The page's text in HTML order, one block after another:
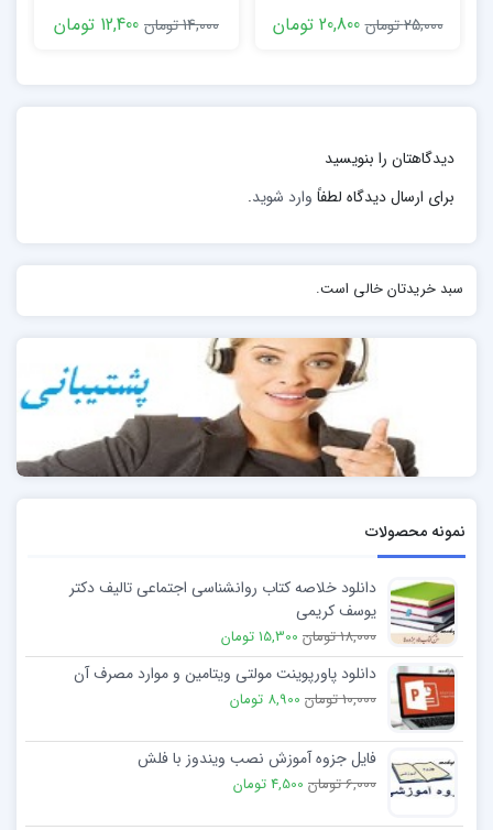
رایانه ای)
25,000 تومان 20,800 تومان
14,000 تومان
12,400 تومان
دیدگاهتان را بنویسید
برای ارسال دیدگاه لطفاً وارد شوید.
سبد خریدتان خالی است.
نمونه محصولات
دانلود خلاصه کتاب روانشناسی اجتماعی تالیف دکتر
يوسف کريمی
18,000 تومان 15,300 تومان
دانلود پاورپوینت مولتی ویتامین و موارد مصرف آن
10,000 تومان 8,900 تومان
فایل جزوه آموزش نصب ویندوز با فلش
6,000 تومان 4,500 تومان